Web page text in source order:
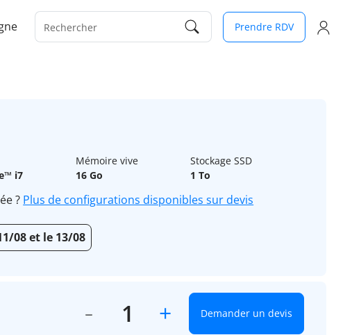
Rechercher Prendre RDV
i7
Mémoire vive
16 Go
Stockage SSD
1 To
? Plus de configurations disponibles sur devis
08 et le 13/08
+ Demander un devis